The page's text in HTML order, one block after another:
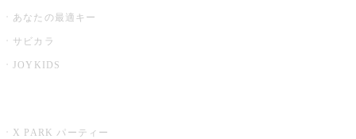
あなたの最適キー
サビカラ
JOYKIDS
X PARK パーティー